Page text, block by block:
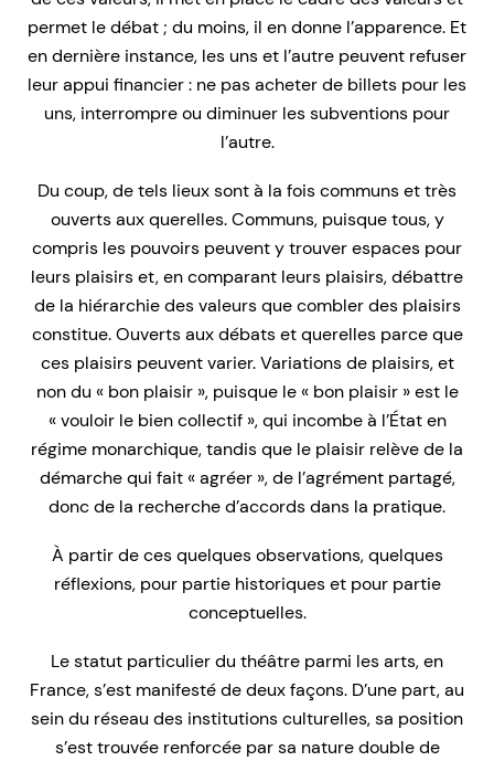
permet le débat ; du moins, il en donne l’apparence. Et
en dernière instance, les uns et l’autre peuvent refuser
leur appui financier : ne pas acheter de billets pour les
uns, interrompre ou diminuer les subventions pour
l’autre.
Du coup, de tels lieux sont à la fois communs et très
ouverts aux querelles. Communs, puisque tous, y
compris les pouvoirs peuvent y trouver espaces pour
leurs plaisirs et, en comparant leurs plaisirs, débattre
de la hiérarchie des valeurs que combler des plaisirs
constitue. Ouverts aux débats et querelles parce que
ces plaisirs peuvent varier. Variations de plaisirs, et
non du « bon plaisir », puisque le « bon plaisir » est le
« vouloir le bien collectif », qui incombe à l’État en
régime monarchique, tandis que le plaisir relève de la
démarche qui fait « agréer », de l’agrément partagé,
donc de la recherche d’accords dans la pratique.
À partir de ces quelques observations, quelques
réflexions, pour partie historiques et pour partie
conceptuelles.
Le statut particulier du théâtre parmi les arts, en
France, s’est manifesté de deux façons. D’une part, au
sein du réseau des institutions culturelles, sa position
s’est trouvée renforcée par sa nature double de